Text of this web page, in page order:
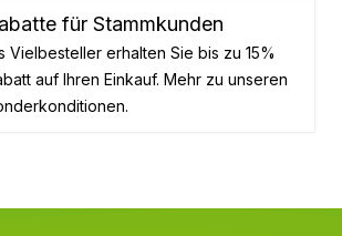
für Stammkunden
Vielbesteller erhalten Sie bis zu 15%
auf Ihren Einkauf. Mehr zu unseren